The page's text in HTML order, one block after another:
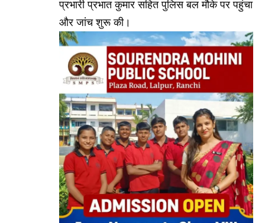
प्रभारी प्रभात कुमार सहित पुलिस बल मौके पर पहुंचा
और जांच शुरू की।